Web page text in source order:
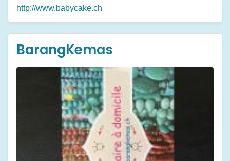
http://www.babycake.ch
BarangKemas